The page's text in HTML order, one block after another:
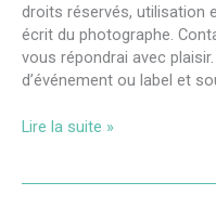
droits réservés, utilisation
écrit du photographe.
vous répondrai avec
d’événement ou label et
Lire la suite »